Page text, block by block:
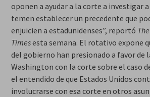
oponen a ayudar a la corte a investigar
temen establecer un precedente que
enjuicien a estadunidenses”, reportó
Timesesta semana. El rotativo expone
del gobierno han presionado a favor de
Washington con la corte sobre el caso
el entendido de que Estados Unidos
involucrarse con esa corte en otros